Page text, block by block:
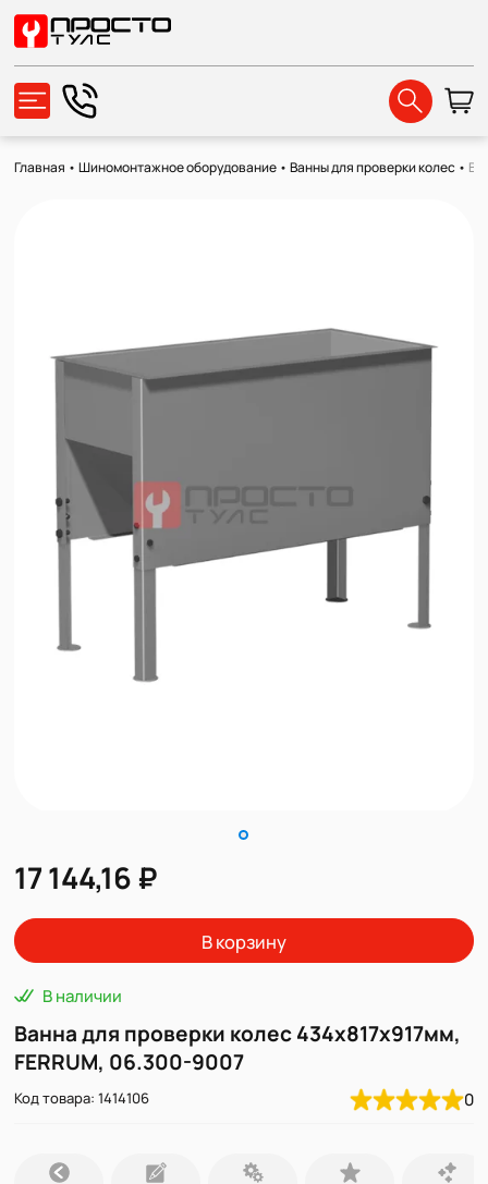
Главная •Шиномонтажное оборудование •Ванны для проверки колес •
17 144,16 ₽
В корзину
В наличии
Ванна для проверки колес 434х817х917мм,
FERRUM, 06.300-9007
Код товара: 1414106 0